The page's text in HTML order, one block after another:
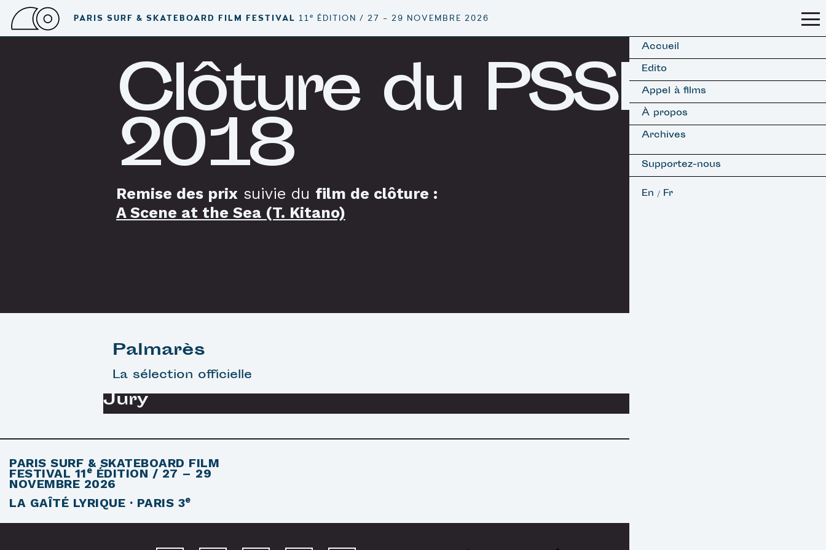
PARIS SURF & SKATEBOARD FILM FESTIVAL 11e ÉDITION / 27 – 29 NOVEMBRE 2026
Accueil
Edito
Appel à films
À propos
Archives
Supportez-nous
En / Fr
Clôture du PSSFF
2018
Remise des prixsuivie du film de clôture :
A Scene at the Sea (T. Kitano)
Palmarès
La sélection officielle
Jury
PARIS SURF & SKATEBOARD FILM
FESTIVAL 11e ÉDITION / 27 – 29
NOVEMBRE 2026
LA GAÎTÉ LYRIQUE · PARIS 3e